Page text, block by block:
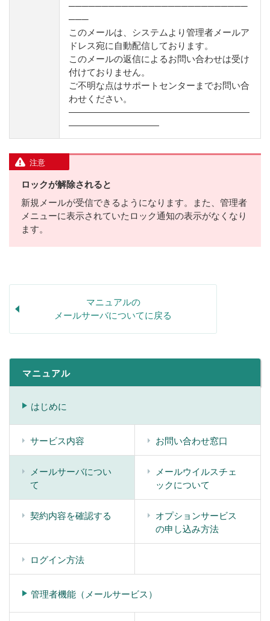
───────────────────────────
───
このメールは、システムより管理者メールア
ドレス宛に自動配信しております。
このメールの返信によるお問い合わせは受け
付けておりません。
ご不明な点はサポートセンターまでお問い合
わせください。
————————————————————
——————————
注意
ロックが解除されると
新規メールが受信できるようになります。また、管理者
メニューに表示されていたロック通知の表示がなくなり
ます。
マニュアルの
メールサーバについてに戻る
マニュアル
はじめに
サービス内容 お問い合わせ窓口
メールサーバについ
て
メールウイルスチェ
ックについて
契約内容を確認する
オプションサービス
の申し込み方法
ログイン方法
管理者機能（メールサービス）